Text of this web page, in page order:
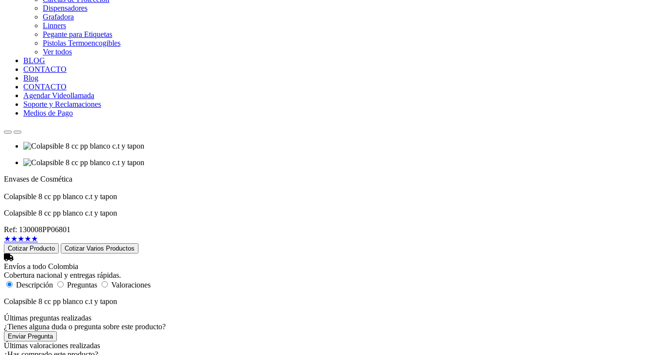
Dispensadores
Grafadora
Linners
Pegante para Etiquetas
Pistolas Termoencogibles
Ver todos
BLOG
CONTACTO
Blog
CONTACTO
Agendar Videollamada
Soporte y Reclamaciones
Medios de Pago
Envases de Cosmética
Colapsible 8 cc pp blanco c.t y tapon
Colapsible 8 cc pp blanco c.t y tapon
Ref: 130008PP06801
★★★★★
Cotizar Producto Cotizar Varios Productos
Envíos a todo Colombia
Cobertura nacional y entregas rápidas.
Descripción
Preguntas
Valoraciones
Colapsible 8 cc pp blanco c.t y tapon
Últimas preguntas realizadas
¿Tienes alguna duda o pregunta sobre este producto?
Enviar Pregunta
Últimas valoraciones realizadas